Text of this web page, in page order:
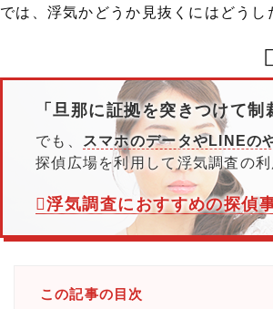
では、浮気かどうか見抜くにはどうし
「旦那に証拠を突きつけて制
でも、 スマホのデータやLINEの
探偵広場を利用して浮気調査の
浮気調査におすすめの探偵
この記事の目次